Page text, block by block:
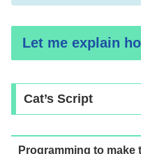
Let me explain
Cat’s Script
Programming to make